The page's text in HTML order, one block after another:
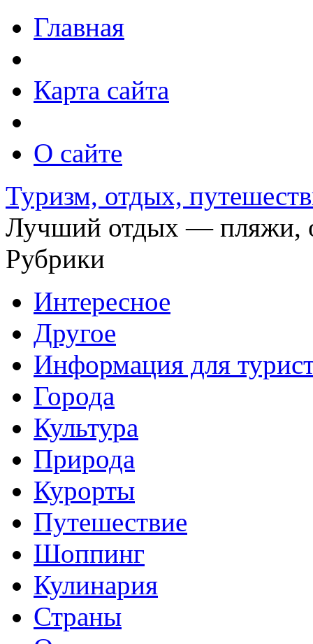
Главная
Карта сайта
О сайте
Туризм, отдых,
Лучший отдых — пляжи,
Рубрики
Интересное
Другое
Информация для
Города
Культура
Природа
Курорты
Путешествие
Шоппинг
Кулинария
Страны